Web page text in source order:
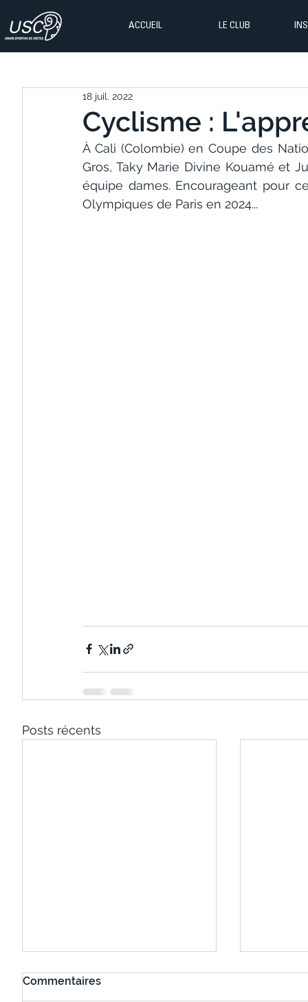
ACCUEIL LE CLUB
Cyclisme :
18 juil. 2022
À Cali (Colombie) en Coupe des
Gros, Taky Marie Divine Kouamé et
équipe dames. Encourageant pour
Olympiques de Paris en 2024...
Posts récents
Commentaires